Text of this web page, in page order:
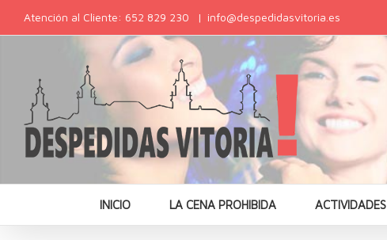
Atención al Cliente: 652 829 230 | info@despedidasvitoria.es
INICIO LA CENA PROHIBIDA ACTIVIDADES